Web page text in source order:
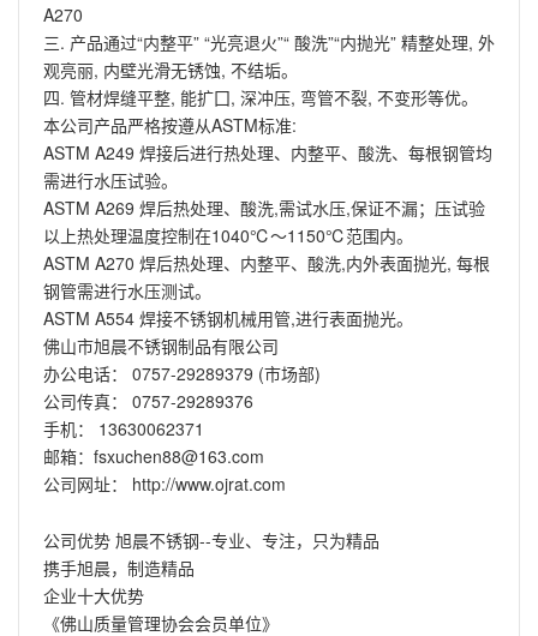
A270
三. 产品通过“内整平” “光亮退火”“ 酸洗”“内抛光” 精整处理, 外
观亮丽, 内壁光滑无锈蚀, 不结垢。
四. 管材焊缝平整, 能扩囗, 深冲压, 弯管不裂, 不变形等优。
本公司产品严格按遵从ASTM标准:
ASTM A249 焊接后进行热处理、内整平、酸洗、每根钢管均
需进行水压试验。
ASTM A269 焊后热处理、酸洗,需试水压,保证不漏；压试验
以上热处理温度控制在1040℃～1150℃范围内。
ASTM A270 焊后热处理、内整平、酸洗,内外表面抛光, 每根
钢管需进行水压测试。
ASTM A554 焊接不锈钢机械用管,进行表面抛光。
佛山市旭晨不锈钢制品有限公司
办公电话： 0757-29289379 (市场部)
公司传真： 0757-29289376
手机： 13630062371
邮箱：fsxuchen88@163.com
公司网址： http://www.ojrat.com
公司优势 旭晨不锈钢--专业、专注，只为精品
携手旭晨，制造精品
企业十大优势
《佛山质量管理协会会员单位》